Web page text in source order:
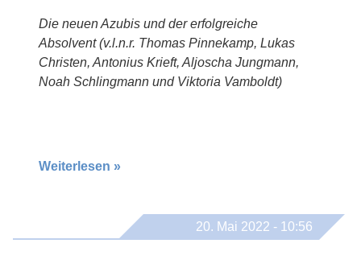
Die neuen Azubis und der erfolgreiche
Absolvent (v.l.n.r. Thomas Pinnekamp, Lukas
Christen, Antonius Krieft, Aljoscha Jungmann,
Noah Schlingmann und Viktoria Vamboldt)
Weiterlesen »
20. Mai 2022 - 10:56